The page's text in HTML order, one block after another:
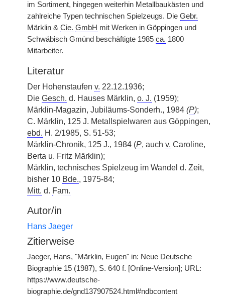
im Sortiment, hingegen weiterhin Metallbaukästen und
zahlreiche Typen technischen Spielzeugs. Die Gebr.
Märklin & Cie. GmbH mit Werken in Göppingen und
Schwäbisch Gmünd beschäftigte 1985 ca. 1800
Mitarbeiter.
Literatur
Der Hohenstaufen v. 22.12.1936;
Die Gesch. d. Hauses Märklin, o. J. (1959);
Märklin-Magazin, Jubiläums-Sonderh., 1984 (P);
C. Märklin, 125 J. Metallspielwaren aus Göppingen,
ebd. H. 2/1985, S. 51-53;
Märklin-Chronik, 125 J., 1984 (P, auch v. Caroline,
Berta u. Fritz Märklin);
Märklin, technisches Spielzeug im Wandel d. Zeit,
bisher 10 Bde., 1975-84;
Mitt. d. Fam.
Autor/in
Hans Jaeger
Zitierweise
Jaeger, Hans, "Märklin, Eugen" in: Neue Deutsche
Biographie 15 (1987), S. 640 f. [Online-Version]; URL:
https://www.deutsche-
biographie.de/gnd137907524.html#ndbcontent